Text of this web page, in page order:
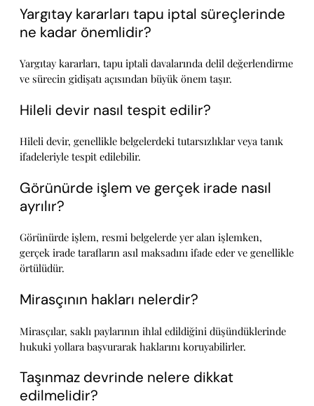
Yargıtay kararları tapu iptal süreçlerinde
ne kadar önemlidir?
Yargıtay kararları, tapu iptali davalarında delil değerlendirme
ve sürecin gidişatı açısından büyük önem taşır.
Hileli devir nasıl tespit edilir?
Hileli devir, genellikle belgelerdeki tutarsızlıklar veya tanık
ifadeleriyle tespit edilebilir.
Görünürde işlem ve gerçek irade nasıl
ayrılır?
Görünürde işlem, resmi belgelerde yer alan işlemken,
gerçek irade tarafların asıl maksadını ifade eder ve genellikle
örtülüdür.
Mirasçının hakları nelerdir?
Mirasçılar, saklı paylarının ihlal edildiğini düşündüklerinde
hukuki yollara başvurarak haklarını koruyabilirler.
Taşınmaz devrinde nelere dikkat
edilmelidir?